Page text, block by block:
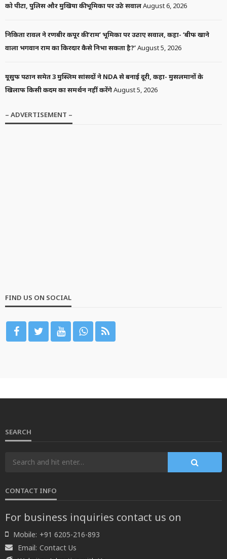
को पीटा, पुलिस और मुखिया की भूमिका पर उठे सवालAugust 6, 2026
निकिता रावल ने रणबीर कपूर की ‘राम’ भूमिका पर उठाए सवाल, कहा- ‘बीफ खाने
वाला भगवान राम का किरदार कैसे निभा सकता है?’August 5, 2026
यूसुफ पठान समेत 3 मुस्लिम सांसदों ने NDA से बनाई दूरी, कहा- मुसलमानों के
खिलाफ किसी कदम का समर्थन नहीं करेंगेAugust 5, 2026
– ADVERTISEMENT –
FIND US ON SOCIAL
SEARCH
CONTACT INFO
For business inquiries contact us on
Mobile: +91 6205-216-893
Email: Contact Us